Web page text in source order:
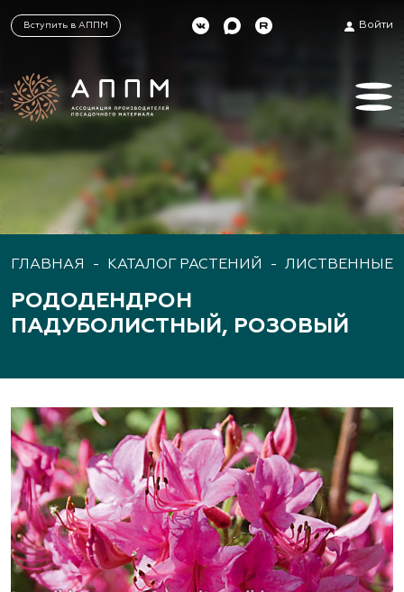
Вступить в АППМ Войти
ГЛАВНАЯ - КАТАЛОГ РАСТЕНИЙ - ЛИСТВЕННЫЕ
РОДОДЕНДРОН
ПАДУБОЛИСТНЫЙ, РОЗОВЫЙ